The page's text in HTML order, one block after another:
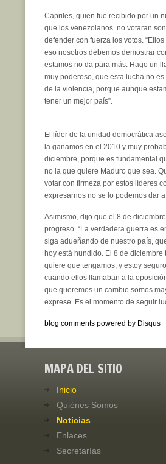
Capriles, quien fue recibido por un
que los venezolanos no votaran
defender con fuerza los votos.
eso nosotros debemos demostrar
estamos no da para más. Hago un
muy poderoso, que esta lucha no
de la violencia, porque aunque
tener un mejor país”.
El líder de la unidad democrática
la ganamos en el 2010 y muy
diciembre, porque es fundamental
no la que quiere Maduro que sea.
votar con firmeza por estos líderes
expresarnos no se lo podemos dar a
Asimismo, dijo que el 8 de
progreso. “La verdadera guerra es
siga adueñando de nuestro país,
hoy está hundido. El 8 de
quiere que tengamos, y estoy
cuando ellos llamaban a la
que queremos un cambio somos
exprese. Es el momento de seguir
blog comments powered by Disqus
MAPA DEL SITIO
Inicio
Quiénes Somos
Noticias
Enlaces
Secretarías